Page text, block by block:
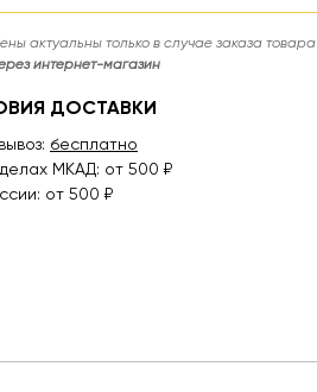
актуальны только в случае заказа товара
интернет-магазин
ДОСТАВКИ
бесплатно
МКАД: от 500 ₽
от 500 ₽